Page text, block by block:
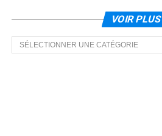
VOIR PLUS
Voir
plus